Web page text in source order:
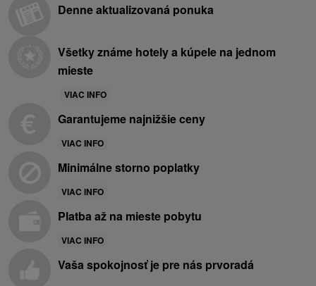
Denne aktualizovaná ponuka
Všetky známe hotely a kúpele na jednom
mieste
VIAC INFO
Garantujeme najnižšie ceny
VIAC INFO
Minimálne storno poplatky
VIAC INFO
Platba až na mieste pobytu
VIAC INFO
Vaša spokojnosť je pre nás prvoradá